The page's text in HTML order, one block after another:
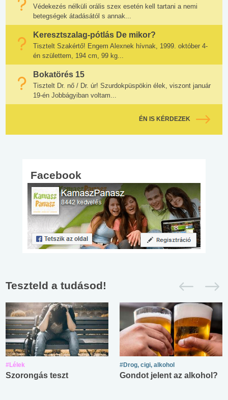
Védekezés nélküli orális szex esetén kell tartani a nemi
betegségek átadásától s annak...
Keresztszalag-pótlás De mikor?
Tisztelt Szakértő! Engem Alexnek hívnak, 1999. október 4-
én születtem, 194 cm, 99 kg...
Bokatörés 15
Tisztelt Dr. nő / Dr. úr! Szurdokpüspökin élek, viszont január
19-én Jobbágyiban voltam...
ÉN IS KÉRDEZEK
Facebook
Teszteld a tudásod!
#Lélek
Szorongás teszt
#Drog, cigi, alkohol
Gondot jelent az alkohol?